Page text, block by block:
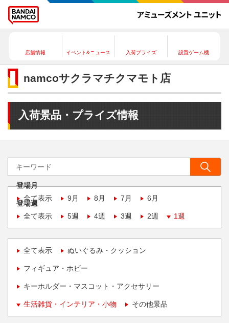
店舗情報 イベント&ニュース 入荷プライズ 設置ゲーム機
namcoサクラマチクマモト店
入荷景品・プライズ情報
登場月
全て表示
9月 8月 7月 6月
登場週
全て表示
5週 4週 3週 2週 1週
全て表示 ぬいぐるみ・クッション
フィギュア・ホビー
キーホルダー・マスコット・アクセサリー
生活雑貨・インテリア・小物 その他景品